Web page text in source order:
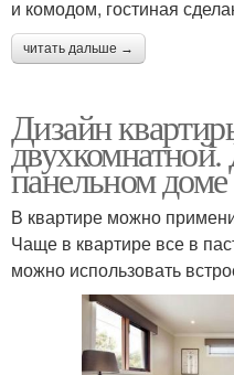
и комодом, гостиная
читать дальше →
Дизайн
панельном доме
В квартире можно
Чаще в квартире все в
можно использовать